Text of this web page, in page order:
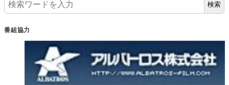
検索
番組協力